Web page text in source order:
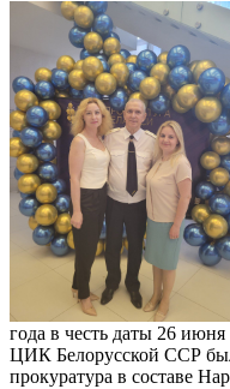
года в честь даты 26 июня
ЦИК Белорусской ССР
прокуратура в составе